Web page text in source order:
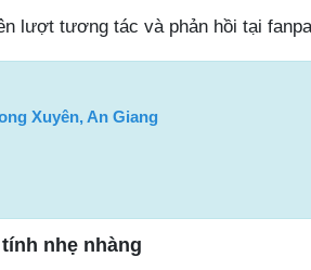
lượt tương tác và phản hồi tại
Xuyên, An Giang
nhẹ nhàng